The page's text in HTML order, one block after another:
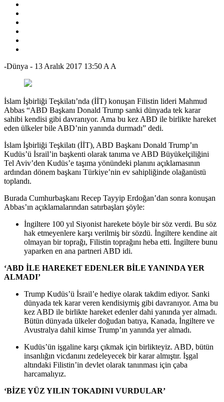
-Dünya - 13 Aralık 2017 13:50 A A
İslam İşbirliği Teşkilatı’nda (İİT) konuşan Filistin lideri Mahmud
Abbas “ABD Başkanı Donald Trump sanki dünyada tek karar
sahibi kendisi gibi davranıyor. Ama bu kez ABD ile birlikte hareket
eden ülkeler bile ABD’nin yanında durmadı” dedi.
İslam İşbirliği Teşkilatı (İİT), ABD Başkanı Donald Trump’ın
Kudüs’ü İsrail’in başkenti olarak tanıma ve ABD Büyükelçiliğini
Tel Aviv’den Kudüs’e taşıma yönündeki planını açıklamasının
ardından dönem başkanı Türkiye’nin ev sahipliğinde olağanüstü
toplandı.
Burada Cumhurbaşkanı Recep Tayyip Erdoğan’dan sonra konuşan
Abbas’ın açıklamalarından satırbaşları şöyle:
İngiltere 100 yıl Siyonist harekete böyle bir söz verdi. Bu söz
hak etmeyenlere karşı verilmiş bir sözdü. İngiltere kendine ait
olmayan bir toprağı, Filistin toprağını heba etti. İngiltere bunu
yaparken en ana partneri ABD idi.
‘ABD İLE HAREKET EDENLER BİLE YANINDA YER
ALMADI’
Trump Kudüs’ü İsrail’e hediye olarak takdim ediyor. Sanki
dünyada tek karar veren kendisiymiş gibi davranıyor. Ama bu
kez ABD ile birlikte hareket edenler dahi yanında yer almadı.
Bütün dünyada ülkeler doğudan batıya, Kanada, İngiltere ve
Avustralya dahil kimse Trump’ın yanında yer almadı.
Kudüs’ün işgaline karşı çıkmak için birlikteyiz. ABD, bütün
insanlığın vicdanını zedeleyecek bir karar almıştır. İşgal
altındaki Filistin’in devlet olarak tanınması için çaba
harcamalıyız.
‘BİZE YÜZ YILIN TOKADINI VURDULAR’